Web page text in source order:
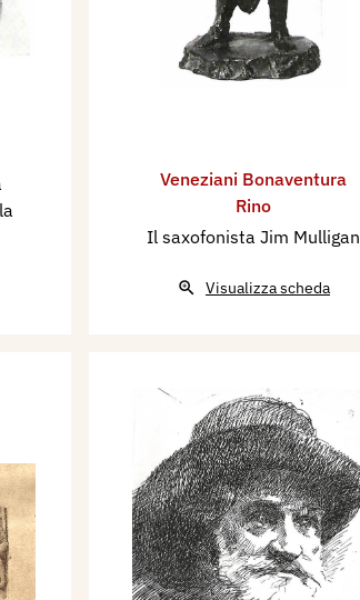
Veneziani Bonaventura
Rino
Il saxofonista Jim Mulligan
Visualizza scheda